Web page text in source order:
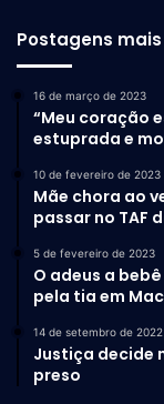
Postagens
16 de março de 2023
“Meu coração
estuprada e
10 de fevereiro de 2023
Mãe chora ao
passar no TAF
5 de fevereiro de 2023
O adeus a
pela tia em
14 de setembro de 2022
Justiça decide
preso